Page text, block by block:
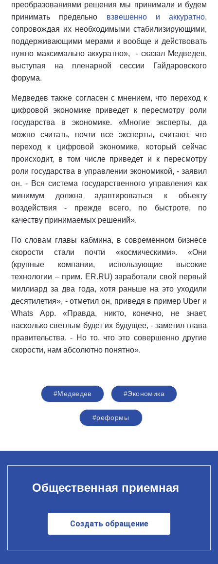
преобразованиями решения мы принимали и будем
принимать предельно взвешенно и аккуратно,
сопровождая их необходимыми стабилизирующими,
поддерживающими мерами и вообще и действовать
нужно максимально аккуратно», - сказал Медведев,
выступая на пленарной сессии Гайдаровского
форума.
Медведев также согласен с мнением, что переход к
цифровой экономике приведет к пересмотру роли
государства в экономике. «Многие эксперты, да
можно считать, почти все эксперты, считают, что
переход к цифровой экономике, который сейчас
происходит, в том числе приведет и к пересмотру
роли государства в управлении экономикой, - заявил
он. - Вся система государственного управления как
минимум должна адаптироваться к объекту
воздействия - прежде всего, по быстроте, по
качеству принимаемых решений».
По словам главы кабмина, в современном бизнесе
скорости стали почти «космическими». «Они
(крупные компании, использующие высокие
технологии – прим. ER.RU) заработали свой первый
миллиард за два года, хотя раньше на это уходили
десятилетия», - отметил он, приведя в пример Uber и
Whats App. «Правда, никто, конечно, не знает,
насколько светлым будет их будущее, - заметил глава
правительства. - Но то, что это совершенно другие
скорости, нам абсолютно понятно».
#Медведев #Экономика
#реформы
Общественная приемная
Создать обращение